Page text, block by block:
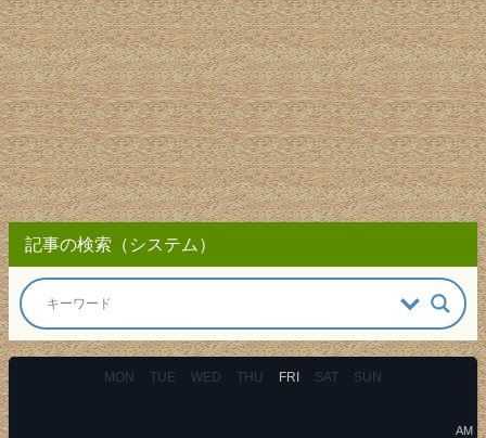
記事の検索（システム）
MON TUE WED THU FRI SAT SUN
AM